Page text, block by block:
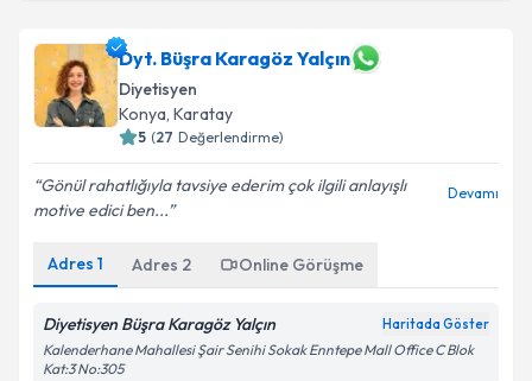
Dyt. Büşra Karagöz Yalçın
Diyetisyen
Konya, Karatay
5 (27 Değerlendirme)
Gönül rahatlığıyla tavsiye ederim çok ilgili anlayışlı
motive edici ben...
Devamı
Adres 1 Adres 2 Online Görüşme
Diyetisyen Büşra Karagöz Yalçın Haritada Göster
Kalenderhane Mahallesi Şair Senihi Sokak Enntepe Mall Office C Blok
Kat:3 No:305